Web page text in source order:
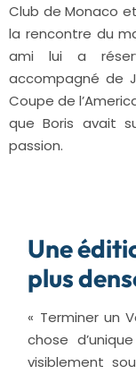
Club de Monaco
la rencontre du
ami lui a
accompagné de
Coupe de
que Boris avait
passion.
Une
plus
« Terminer un
chose
visiblement